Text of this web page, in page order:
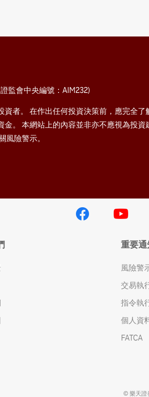
監會中央編號：AIM232)
者。 在作出任何投資決策前，應完全
。 本網站上的內容並非亦不應視為投
風險警示。
重要通
風險警
交易執
指令執
個人資
FATCA
© 樂天證